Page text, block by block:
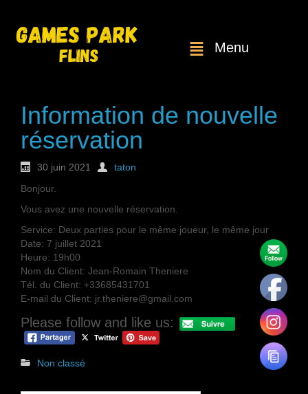
Menu
Information de nouvelle
réservation
30 juin 2021
taton
Bonjour.
Vous avez une nouvelle réservation.
Service: Deux parties pour le même joueur, le même jour
Date: 7 juillet 2021
Heure: 19h00
Nom du Client: Jean-Romain Theniere
Tél. du Client: +33685431701
E-mail du Client: jr.theniere@gmail.com
Please follow and like us:
Non classé